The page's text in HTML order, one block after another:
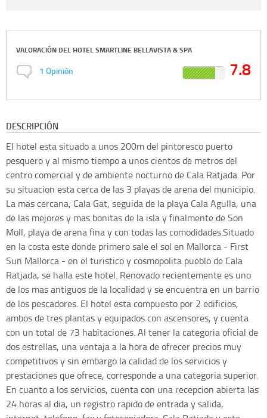
VALORACIÓN DEL HOTEL SMARTLINE BELLAVISTA & SPA
1 Opinión 7.8
DESCRIPCIÓN
El hotel esta situado a unos 200m del pintoresco puerto
pesquero y al mismo tiempo a unos cientos de metros del
centro comercial y de ambiente nocturno de Cala Ratjada. Por
su situacion esta cerca de las 3 playas de arena del municipio.
La mas cercana, Cala Gat, seguida de la playa Cala Agulla, una
de las mejores y mas bonitas de la isla y finalmente de Son
Moll, playa de arena fina y con todas las comodidades.Situado
en la costa este donde primero sale el sol en Mallorca - First
Sun Mallorca - en el turistico y cosmopolita pueblo de Cala
Ratjada, se halla este hotel. Renovado recientemente es uno
de los mas antiguos de la localidad y se encuentra en un barrio
de los pescadores. El hotel esta compuesto por 2 edificios,
ambos de tres plantas y equipados con ascensores, y cuenta
con un total de 73 habitaciones. Al tener la categoria oficial de
dos estrellas, una ventaja a la hora de ofrecer precios muy
competitivos y sin embargo la calidad de los servicios y
prestaciones que ofrece, corresponde a una categoria superior.
En cuanto a los servicios, cuenta con una recepcion abierta las
24 horas al dia, un registro rapido de entrada y salida,